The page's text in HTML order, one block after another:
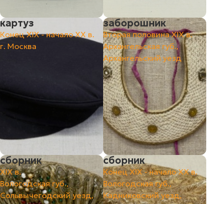
картуз
Конец ХIХ - начало ХХ в.
г. Москва
заборошник
Вторая половина ХIХ в.
Архангельская губ.,
Архангельский уезд
cборник
ХIХ в.
Вологодская губ.,
Сольвычегодский уезд,
cборник
Конец ХIХ - начало ХХ в.
Вологодская губ.,
Кадниковский уезд,